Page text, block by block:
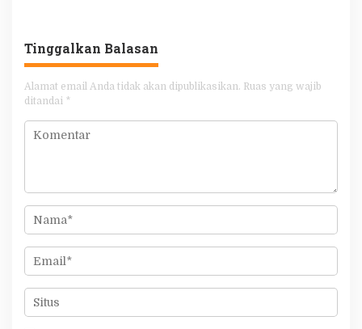
Tinggalkan Balasan
Alamat email Anda tidak akan dipublikasikan. Ruas yang wajib
ditandai *